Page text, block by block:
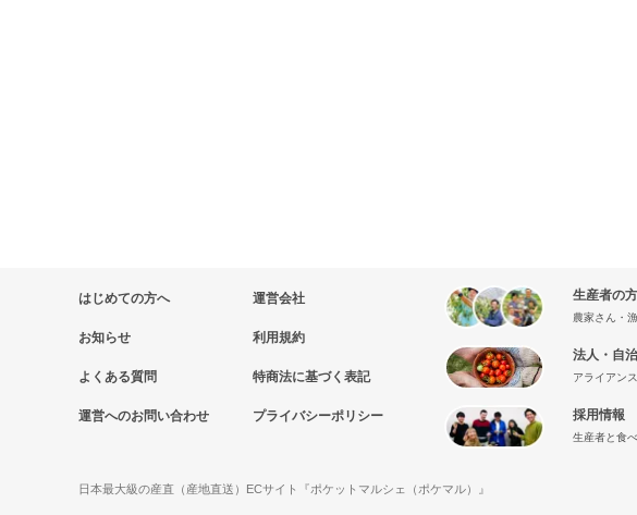
はじめての方へ
お知らせ
よくある質問
運営へのお問い合わせ
運営会社
利用規約
特商法に基づく表記
プライバシーポリシー
生産者の
農家さん・
法人・自
アライアン
採用情報
生産者と食
日本最大級の産直（産地直送）ECサイト『ポケットマルシェ（ポケマル）』